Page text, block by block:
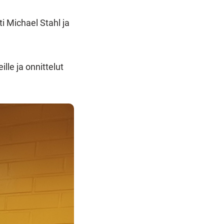
Michael Stahl ja
ja onnittelut